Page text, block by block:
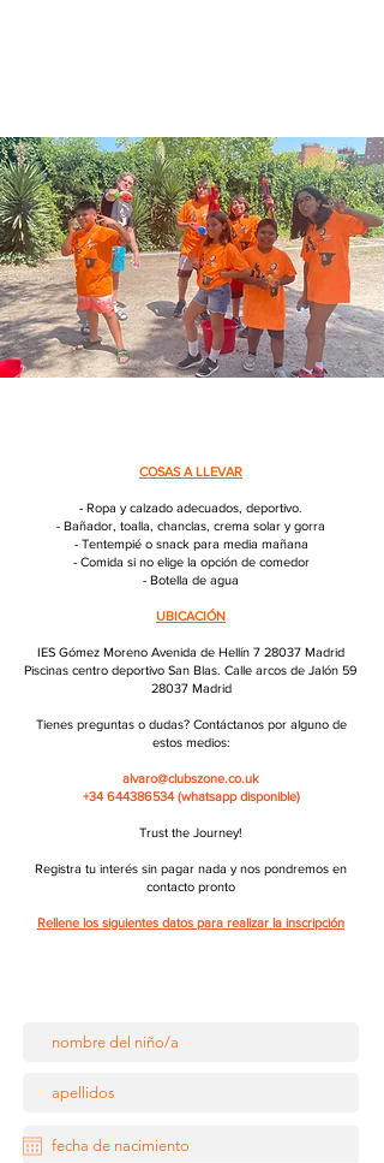
COSAS A LLEVAR
- Ropa y calzado adecuados, deportivo.
- Bañador, toalla, chanclas, crema solar y gorra
- Tentempié o snack para media mañana
- Comida si no elige la opción de comedor
- Botella de agua
UBICACIÓN
IES Gómez Moreno Avenida de Hellín 7 28037 Madrid
Piscinas centro deportivo San Blas. Calle arcos de Jalón 59
28037 Madrid
Tienes preguntas o dudas? Contáctanos por alguno de
estos medios:
alvaro@clubszone.co.uk
+34 644386534 (whatsapp disponible)
Trust the Journey!
Registra tu interés sin pagar nada y nos pondremos en
contacto pronto
Rellene los siguientes datos para realizar la inscripción